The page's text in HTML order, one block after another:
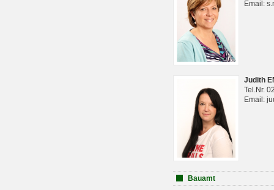
Email:
Judith
Tel.Nr.
Email:
Bauamt